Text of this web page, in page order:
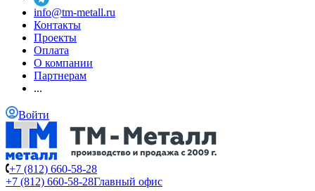
info@tm-metall.ru
Контакты
Проекты
Оплата
О компании
Партнерам
...
Войти
+7 (812) 660-58-28
+7 (812) 660-58-28Главный офис